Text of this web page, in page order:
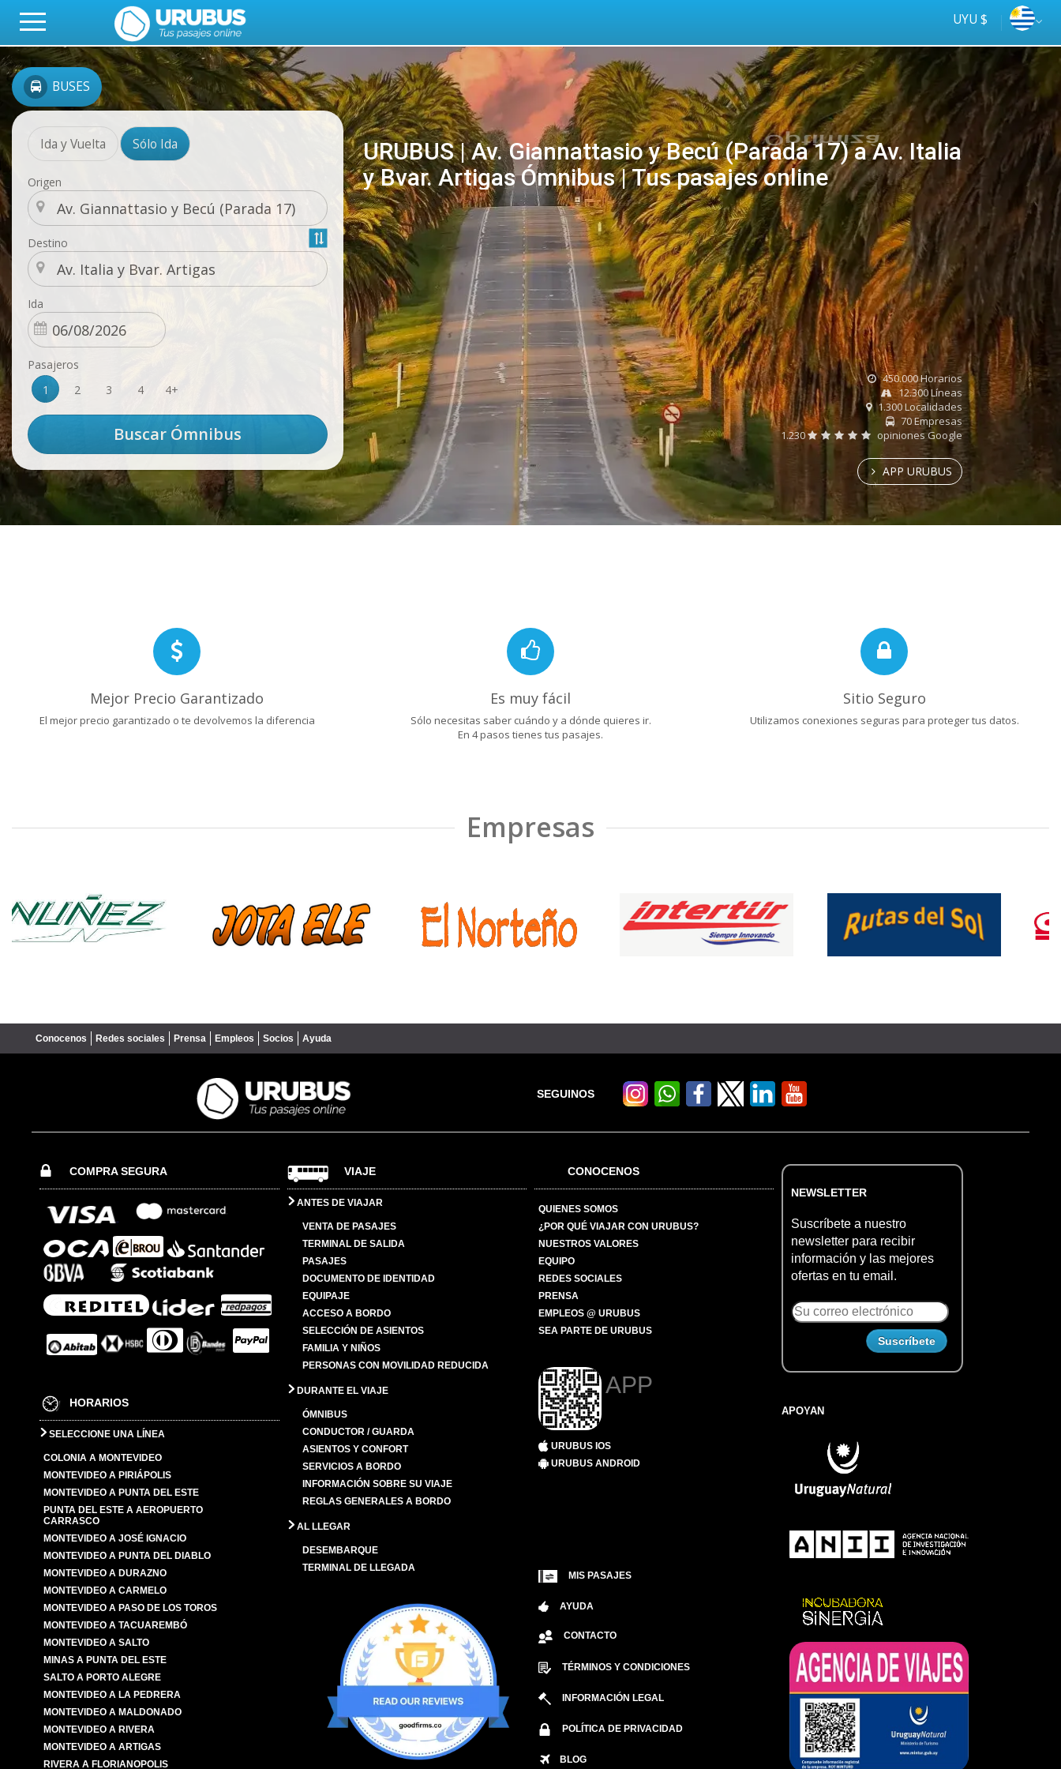
UYU $
BUSES
Ida y Vuelta Sólo Ida
Origen
Destino
Ida
Pasajeros
1
2 3 4 4+
URUBUS | Av. Giannattasio y Becú (Parada 17) a Av. Italia
y Bvar. Artigas Ómnibus | Tus pasajes online
online
Optimizá
tiempo
450.000 Horarios
12.300 Líneas
1.300 Localidades
70 Empresas
1.230
opiniones Google
APP URUBUS
Mejor Precio Garantizado
El mejor precio garantizado o te devolvemos la diferencia
Es muy fácil
Sólo necesitas saber cuándo y a dónde quieres ir.
En 4 pasos tienes tus pasajes.
Sitio Seguro
Utilizamos conexiones seguras para proteger tus datos.
Empresas
❯
Conocenos Redes sociales Prensa Empleos Socios Ayuda
SEGUINOS
COMPRA SEGURA
HORARIOS
SELECCIONE UNA LÍNEA
COLONIA A MONTEVIDEO
MONTEVIDEO A PIRIÁPOLIS
MONTEVIDEO A PUNTA DEL ESTE
PUNTA DEL ESTE A AEROPUERTO
CARRASCO
MONTEVIDEO A JOSÉ IGNACIO
MONTEVIDEO A PUNTA DEL DIABLO
MONTEVIDEO A DURAZNO
MONTEVIDEO A CARMELO
MONTEVIDEO A PASO DE LOS TOROS
MONTEVIDEO A TACUAREMBÓ
MONTEVIDEO A SALTO
MINAS A PUNTA DEL ESTE
SALTO A PORTO ALEGRE
MONTEVIDEO A LA PEDRERA
MONTEVIDEO A MALDONADO
MONTEVIDEO A RIVERA
MONTEVIDEO A ARTIGAS
RIVERA A FLORIANOPOLIS
VIAJE
ANTES DE VIAJAR
VENTA DE PASAJES
TERMINAL DE SALIDA
PASAJES
DOCUMENTO DE IDENTIDAD
EQUIPAJE
ACCESO A BORDO
SELECCIÓN DE ASIENTOS
FAMILIA Y NIÑOS
PERSONAS CON MOVILIDAD REDUCIDA
DURANTE EL VIAJE
ÓMNIBUS
CONDUCTOR / GUARDA
ASIENTOS Y CONFORT
SERVICIOS A BORDO
INFORMACIÓN SOBRE SU VIAJE
REGLAS GENERALES A BORDO
AL LLEGAR
DESEMBARQUE
TERMINAL DE LLEGADA
CONOCENOS
QUIENES SOMOS
¿POR QUÉ VIAJAR CON URUBUS?
NUESTROS VALORES
EQUIPO
REDES SOCIALES
PRENSA
EMPLEOS @ URUBUS
SEA PARTE DE URUBUS
APP
URUBUS IOS
URUBUS ANDROID
MIS PASAJES
AYUDA
CONTACTO
TÉRMINOS Y CONDICIONES
INFORMACIÓN LEGAL
POLÍTICA DE PRIVACIDAD
BLOG
NEWSLETTER
Suscríbete a nuestro
newsletter para recibir
información y las mejores
ofertas en tu email.
APOYAN